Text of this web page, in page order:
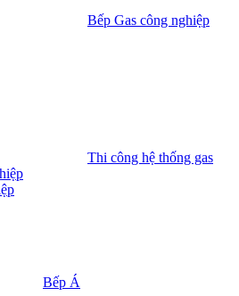
Bếp Gas công nghiệp
Thi công hệ thống gas
Bếp Á